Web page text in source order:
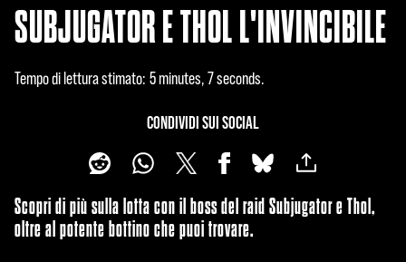
SUBJUGATOR E THOL L'INVINCIBILE
Tempo di lettura stimato 5 minutes, 7 seconds
CONDIVIDI SUI SOCIAL
Scopri di più sulla lotta con il boss del raid Subjugator e Thol,
oltre al potente bottino che puoi trovare.